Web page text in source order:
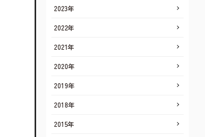
2023年
2022年
2021年
2020年
2019年
2018年
2015年